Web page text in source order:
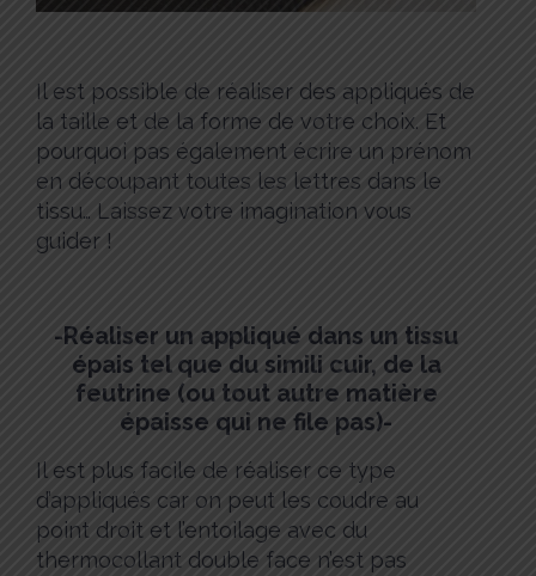
Il est possible de réaliser des appliqués de
la taille et de la forme de votre choix. Et
pourquoi pas également écrire un prénom
en découpant toutes les lettres dans le
tissu… Laissez votre imagination vous
guider !
-Réaliser un appliqué dans un tissu
épais tel que du simili cuir, de la
feutrine (ou tout autre matière
épaisse qui ne file pas)-
Il est plus facile de réaliser ce type
d’appliqués car on peut les coudre au
point droit et l’entoilage avec du
thermocollant double face n’est pas